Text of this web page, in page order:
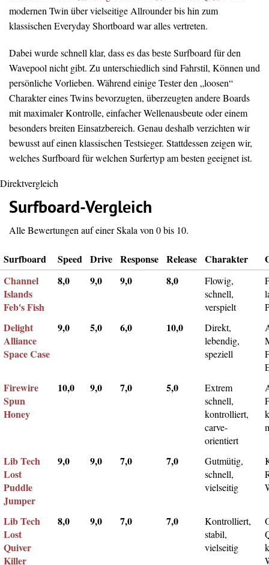
modernen Twin über vielseitige Allrounder bis hin zum
klassischen Everyday Shortboard war alles vertreten.
Dabei wurde schnell klar, dass es das beste Surfboard für den
Wavepool nicht gibt. Zu unterschiedlich sind Fahrstil, Können und
persönliche Vorlieben. Während einige Tester den „loosen“
Charakter eines Twins bevorzugten, überzeugten andere Boards
mit maximaler Kontrolle, einfacher Wellenausbeute oder einem
besonders breiten Einsatzbereich. Genau deshalb verzichten wir
bewusst auf einen klassischen Testsieger. Stattdessen zeigen wir,
welches Surfboard für welchen Surfertyp am besten geeignet ist.
Direktvergleich
Surfboard-Vergleich
Alle Bewertungen auf einer Skala von 0 bis 10.
Surfboard Speed Drive Response Release Charakter
Channel
Islands
Feb's Fish
8,0 9,0 9,0 8,0
Flowig,
schnell,
verspielt
Delight
Alliance
Space Case
9,0 5,0 6,0 10,0
Direkt,
lebendig,
speziell
Firewire
Spun
Honey
10,0 9,0 7,0 5,0
Extrem
schnell,
kontrolliert,
carve-
orientiert
Lib Tech
Lost
Puddle
Jumper
9,0 9,0 7,0 7,0
Gutmütig,
schnell,
vielseitig
Lib Tech
Lost
Quiver
Killer
8,0 9,0 7,0 7,0
Kontrolliert,
stabil,
vielseitig